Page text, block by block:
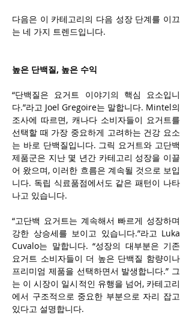
다음은 이 카테고리의 다음 성장 단계를 이끄
는 네 가지 트렌드입니다.
높은 단백질, 높은 수익
“단백질은 요거트 이야기의 핵심 요소입니
다.”라고 Joel Gregoire는 말합니다. Mintel의
조사에 따르면, 캐나다 소비자들이 요거트를
선택할 때 가장 중요하게 고려하는 건강 요소
는 바로 단백질입니다. 그릭 요거트와 고단백
제품군은 지난 몇 년간 카테고리 성장을 이끌
어 왔으며, 이러한 흐름은 계속될 것으로 보입
니다. 독립 식료품점에서도 같은 패턴이 나타
나고 있습니다.
“고단백 요거트는 계속해서 빠르게 성장하며
강한 상승세를 보이고 있습니다.”라고 Luka
Cuvalo는 말합니다. “성장의 대부분은 기존
요거트 소비자들이 더 높은 단백질 함량이나
프리미엄 제품을 선택하면서 발생합니다.” 그
는 이 시장이 일시적인 유행을 넘어, 카테고리
에서 구조적으로 중요한 부분으로 자리 잡고
있다고 설명합니다.